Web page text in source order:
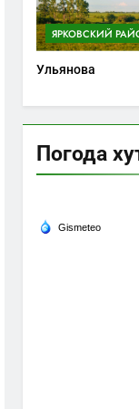
ЯРКОВСКИЙ
Ульянова
Погода